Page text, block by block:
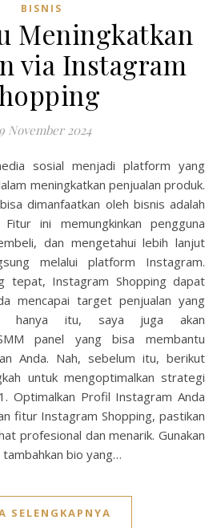
BISNIS
Meningkatkan
via Instagram
November 2024
meningkatkan penjualan produk.
dimanfaatkan oleh bisnis adalah
ini memungkinkan pengguna
dan mengetahui lebih lanjut
melalui platform Instagram.
tepat, Instagram Shopping dapat
mencapai target penjualan yang
hanya itu, saya juga akan
panel yang bisa membantu
Anda. Nah, sebelum itu, berikut
untuk mengoptimalkan strategi
Optimalkan Profil Instagram Anda
fitur Instagram Shopping, pastikan
profesional dan menarik. Gunakan
bio yang…
SELENGKAPNYA